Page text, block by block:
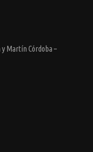
y Martín Córdoba –